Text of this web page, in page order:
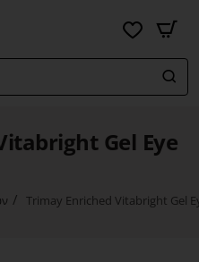
Gel Eye
Trimay Enriched Vitabright Gel